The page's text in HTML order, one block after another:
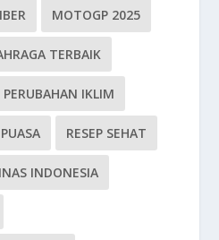
MOTOGP 2025
TERBAIK
PERUBAHAN IKLIM
PUASA RESEP SEHAT
INDONESIA